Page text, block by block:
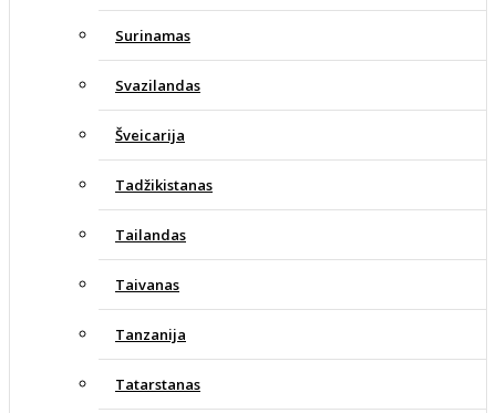
Surinamas
Svazilandas
Šveicarija
Tadžikistanas
Tailandas
Taivanas
Tanzanija
Tatarstanas